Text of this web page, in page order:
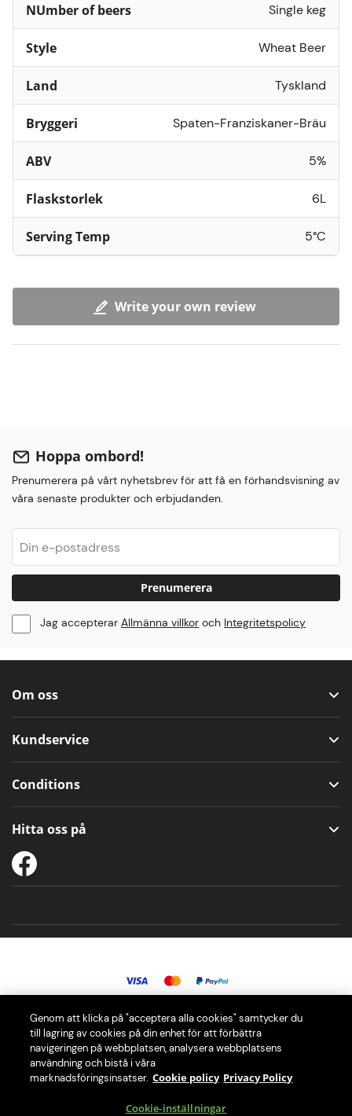
NUmber of beers Single keg
Style Wheat Beer
Land Tyskland
Bryggeri Spaten-Franziskaner-Bräu
ABV 5%
Flaskstorlek 6L
Serving Temp 5°C
Write your own review
Hoppa ombord!
Prenumerera på vårt nyhetsbrev för att få en förhandsvisning av
våra senaste produkter och erbjudanden.
Prenumerera
Jag accepterar Allmänna villkor och Integritetspolicy
Om oss
Kundservice
Conditions
Hitta oss på
© 2026 PerfectDraft Europe SAS. Alla rättigheter förbehållna.
Vår PerfectDraft öltapp ger dig den ultimata ölupplevelsen i hemmet
med ett urval på över 40 olika fat.
Genom att klicka på "acceptera alla cookies" samtycker du
till lagring av cookies på din enhet för att förbättra
navigeringen på webbplatsen, analysera webbplatsens
användning och bistå i våra
marknadsföringsinsatser. Cookie policy Privacy Policy
Cookie-inställningar